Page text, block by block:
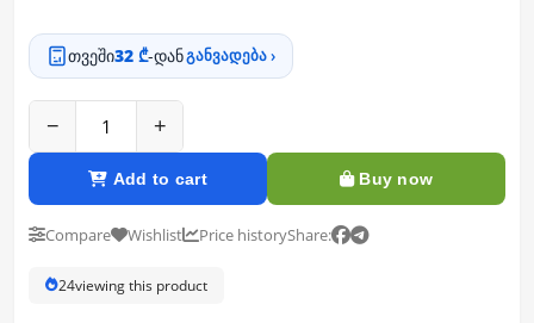
თვეში32 ₾-დანგანვადება ›
− +
Add to cart Buy now
Compare Wishlist Price historyShare:
24viewing this product